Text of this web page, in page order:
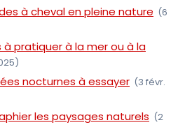
à cheval en pleine nature (6
à pratiquer à la mer ou à la
nocturnes à essayer (3 févr.
les paysages naturels (2